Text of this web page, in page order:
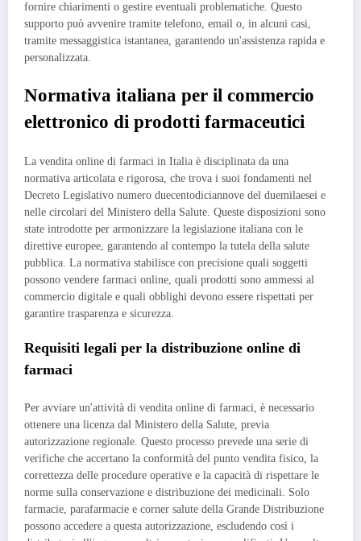
fornire chiarimenti o gestire eventuali problematiche. Questo
supporto può avvenire tramite telefono, email o, in alcuni casi,
tramite messaggistica istantanea, garantendo un'assistenza rapida e
personalizzata.
Normativa italiana per il commercio
elettronico di prodotti farmaceutici
La vendita online di farmaci in Italia è disciplinata da una
normativa articolata e rigorosa, che trova i suoi fondamenti nel
Decreto Legislativo numero duecentodiciannove del duemilaesei e
nelle circolari del Ministero della Salute. Queste disposizioni sono
state introdotte per armonizzare la legislazione italiana con le
direttive europee, garantendo al contempo la tutela della salute
pubblica. La normativa stabilisce con precisione quali soggetti
possono vendere farmaci online, quali prodotti sono ammessi al
commercio digitale e quali obblighi devono essere rispettati per
garantire trasparenza e sicurezza.
Requisiti legali per la distribuzione online di
farmaci
Per avviare un'attività di vendita online di farmaci, è necessario
ottenere una licenza dal Ministero della Salute, previa
autorizzazione regionale. Questo processo prevede una serie di
verifiche che accertano la conformità del punto vendita fisico, la
correttezza delle procedure operative e la capacità di rispettare le
norme sulla conservazione e distribuzione dei medicinali. Solo
farmacie, parafarmacie e corner salute della Grande Distribuzione
possono accedere a questa autorizzazione, escludendo così i